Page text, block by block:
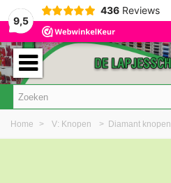
9,5
436 Reviews
Home > V: Knopen > Diamant knopen